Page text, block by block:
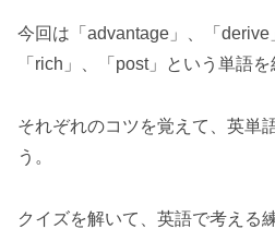
今回は「advantage」、「derive
「rich」、「post」という単語を
それぞれのコツを覚えて、英単
う。
クイズを解いて、英語で考える